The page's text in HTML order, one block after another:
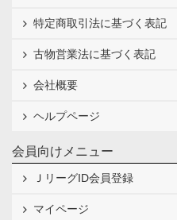
特定商取引法に基づく表記
古物営業法に基づく表記
会社概要
ヘルプページ
会員向けメニュー
ＪリーグID会員登録
マイページ